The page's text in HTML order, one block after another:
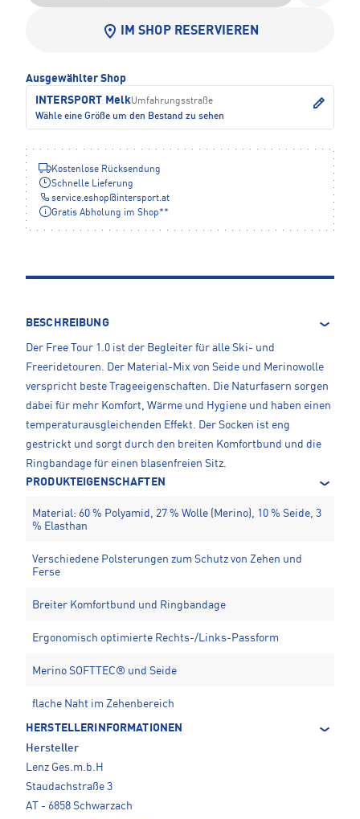
IM SHOP RESERVIEREN
Ausgewählter Shop
INTERSPORT MelkUmfahrungsstraße
Wähle eine Größe um den Bestand zu sehen
Kostenlose Rücksendung
Schnelle Lieferung
service.eshop@ intersport.at
Gratis Abholung im Shop**
BESCHREIBUNG
Der Free Tour 1.0 ist der Begleiter für alle Ski- und
Freeridetouren. Der Material-Mix von Seide und Merinowolle
verspricht beste Trageeigenschaften. Die Naturfasern sorgen
dabei für mehr Komfort, Wärme und Hygiene und haben einen
temperaturausgleichenden Effekt. Der Socken ist eng
gestrickt und sorgt durch den breiten Komfortbund und die
Ringbandage für einen blasenfreien Sitz.
PRODUKTEIGENSCHAFTEN
Material: 60 % Polyamid, 27 % Wolle (Merino), 10 % Seide, 3
% Elasthan
Verschiedene Polsterungen zum Schutz von Zehen und
Ferse
Breiter Komfortbund und Ringbandage
Ergonomisch optimierte Rechts-/Links-Passform
Merino SOFTTEC® und Seide
flache Naht im Zehenbereich
HERSTELLERINFORMATIONEN
Hersteller
Lenz Ges.m.b.H
Staudachstraße 3
AT - 6858 Schwarzach